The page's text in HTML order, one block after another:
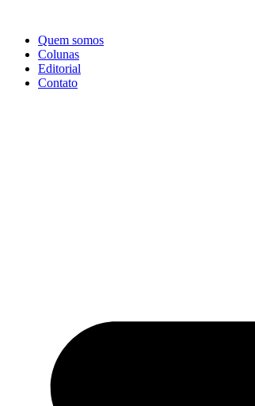
conteúdo
Quem somos
Colunas
Editorial
Contato